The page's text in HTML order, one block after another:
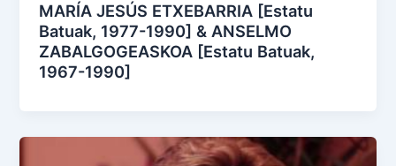
MARÍA JESÚS ETXEBARRIA [Estatu
Batuak, 1977-1990] & ANSELMO
ZABALGOGEASKOA [Estatu Batuak,
1967-1990]